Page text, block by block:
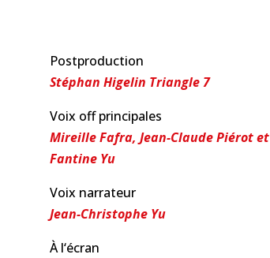
Postproduction
Stéphan Higelin Triangle 7
Voix off principales
Mireille Fafra, Jean-Claude Piérot et
Fantine Yu
Voix narrateur
Jean-Christophe Yu
À l‘écran